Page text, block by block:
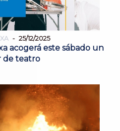
25/12/2025
acogerá este sábado un
de teatro